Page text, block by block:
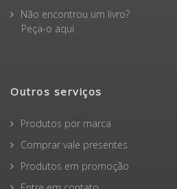
Não encontrou um livro?
Peça-o aqui
Outros serviços
Produtos por marca
Comprar vale presentes
Produtos em promoção